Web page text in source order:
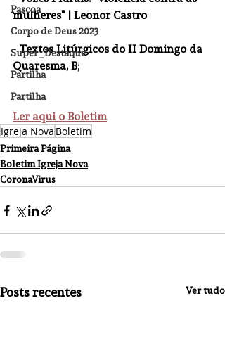
Pascoa
Corpo de Deus 2023
Super_Destaque
Partilha
Partilha
mulheres" | Leonor Castro
- Textos Litúrgicos do II Domingo da
Quaresma, B;
Ler aqui o Boletim
Igreja Nova Boletim
Primeira Página
Boletim Igreja Nova
CoronaVirus
Posts recentes Ver tudo